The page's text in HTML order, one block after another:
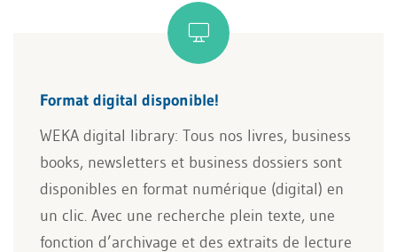
Format digital disponible!
WEKA digital library: Tous nos livres, business
books, newsletters et business dossiers sont
disponibles en format numérique (digital) en
un clic. Avec une recherche plein texte, une
fonction d’archivage et des extraits de lecture